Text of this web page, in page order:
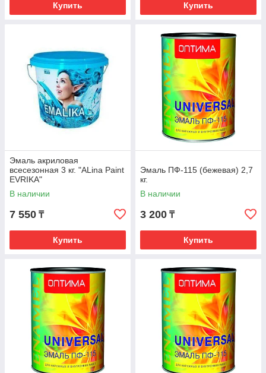
Купить Купить
Эмаль акриловая
всесезонная 3 кг. "ALina Paint
EVRIKA"
В наличии
7 550 ₸
Купить
Эмаль ПФ-115 (бежевая) 2,7
кг.
В наличии
3 200 ₸
Купить